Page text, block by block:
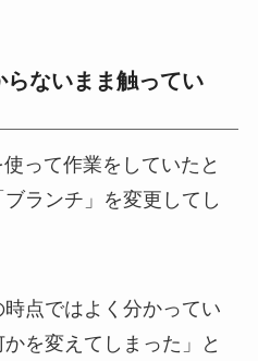
らないまま触ってい
って作業をしていたと
ランチ」を変更してし
点ではよく分かってい
を変えてしまった」と